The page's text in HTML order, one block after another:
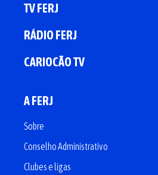
TV FERJ
RÁDIO FERJ
CARIOCÃO TV
A FERJ
Sobre
Conselho Administrativo
Clubes e ligas